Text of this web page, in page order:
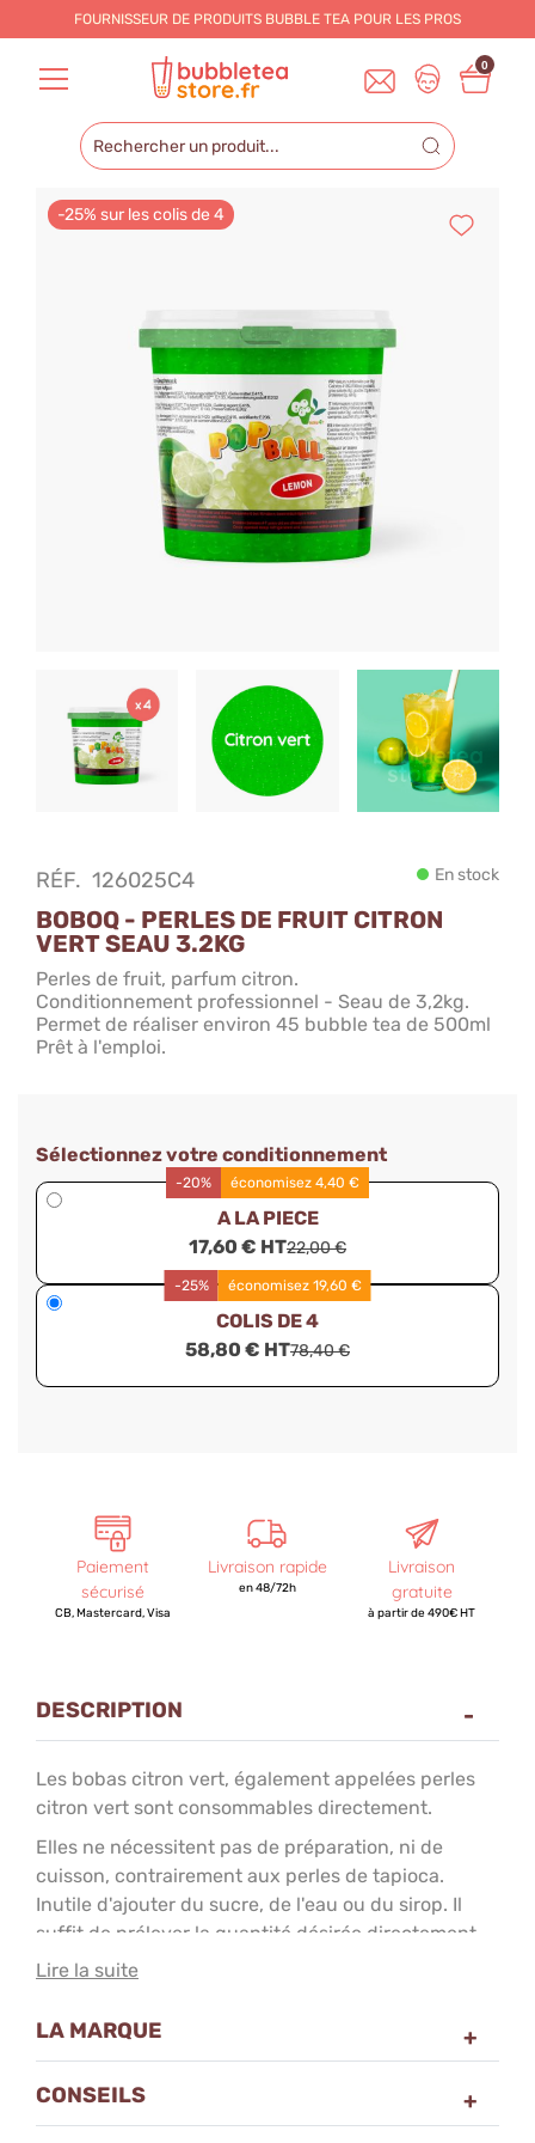
-25% sur les colis de 4
RÉF. 126025C4 En stock
BOBOQ - PERLES DE FRUIT CITRON
VERT SEAU 3.2KG
Perles de fruit, parfum citron.
Conditionnement professionnel - Seau de 3,2kg.
Permet de réaliser environ 45 bubble tea de 500ml
Prêt à l'emploi.
Sélectionnez votre conditionnement
-20% économisez 4,40 €
A LA PIECE
17,60 € HT22,00 €
-25% économisez 19,60 €
COLIS DE 4
58,80 € HT78,40 €
Paiement
sécurisé
CB, Mastercard, Visa
Livraison rapide
en 48/72h
Livraison
gratuite
à partir de 490€ HT
DESCRIPTION
Les bobas citron vert, également appelées perles
citron vert sont consommables directement.
Elles ne nécessitent pas de préparation, ni de
cuisson, contrairement aux perles de tapioca.
Inutile d'ajouter du sucre, de l'eau ou du sirop. Il
suffit de prélever la quantité désirée directement
dans le seau, à l’aide de la louche araignée
indiquée pour une boisson de 500 ml.
Comment faire un Bubble
tea billes citron vert
Lire la suite
LA MARQUE
CONSEILS
FOURNISSEUR DE PRODUITS BUBBLE TEA POUR LES PROS
0